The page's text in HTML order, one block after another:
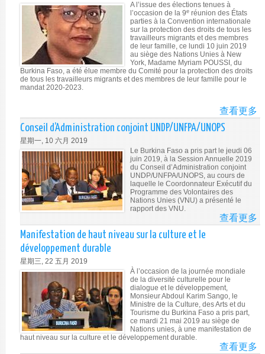
A l’issue des élections tenues à
l’occasion de la 9eréunion des États
parties à la Convention internationale
sur la protection des droits de tous les
travailleurs migrants et des membres
de leur famille, ce lundi 10 juin 2019
au siège des Nations Unies à New
York, Madame Myriam POUSSI, du
Burkina Faso, a été élue membre du Comité pour la protection des droits
de tous les travailleurs migrants et des membres de leur famille pour le
mandat 2020-2023.
查看更多
AU
DU
LA
Conseil d’Administration conjoint UNDP/UNFPA/UNOPS
星期一, 10 六月 2019
Le Burkina Faso a pris part le jeudi 06
juin 2019, à la Session Annuelle 2019
du Conseil d’Administration conjoint
UNDP/UNFPA/UNOPS, au cours de
laquelle le Coordonnateur Exécutif du
Programme des Volontaires des
Nations Unies (VNU) a présenté le
rapport des VNU.
查看更多
Manifestation de haut niveau sur la culture et le
développement durable
星期三, 22 五月 2019
À l’occasion de la journée mondiale
de la diversité culturelle pour le
dialogue et le développement,
Monsieur Abdoul Karim Sango, le
Ministre de la Culture, des Arts et du
Tourisme du Burkina Faso a pris part,
ce mardi 21 mai 2019 au siège de
Nations unies, à une manifestation de
haut niveau sur la culture et le développement durable.
查看更多